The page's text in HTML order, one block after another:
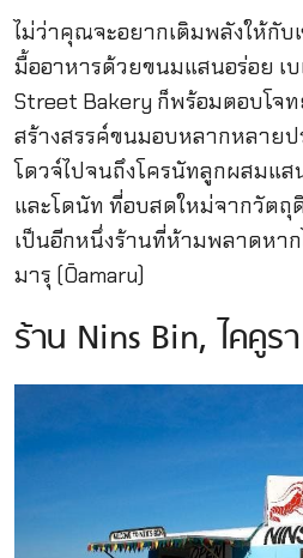
ไม่ว่าคุณจะอยากเติมพลังให้กับ
มื้ออาหารด้วยขนมแสนอร่อย เ
Street Bakery ก็พร้อมตอบโจ
สร้างสรรค์ขนมอบหลากหลาย
โดวจ์ไปจนถึงโครนัทลูกผสมแส
และโดนัท ที่อบสดใหม่จากวัตถุ
เป็นอีกหนึ่งร้านที่ห้ามพลาดหาก
มารุ (Ōamaru)
ร้าน Nins Bin, ไคคู